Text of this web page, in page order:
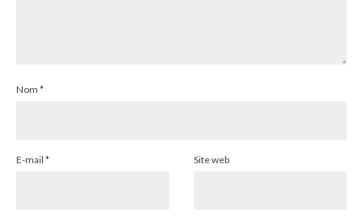
Nom *
E-mail * Site web